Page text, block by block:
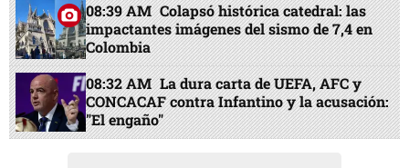
08:39 AM Colapsó histórica catedral: las
impactantes imágenes del sismo de 7,4 en
Colombia
08:32 AM La dura carta de UEFA, AFC y
CONCACAF contra Infantino y la acusación:
"El engaño"